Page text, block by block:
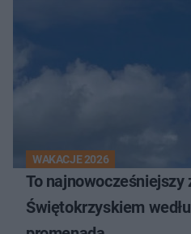
WAKACJE 2026
To najnowocześniejszy
Świętokrzyskiem